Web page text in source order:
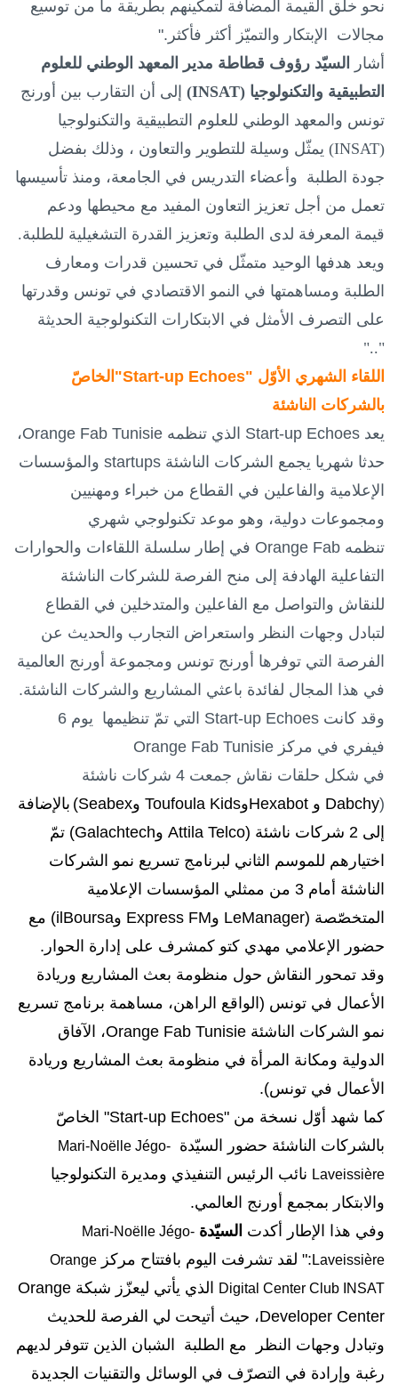
نحو خلق القيمة المضافة لتمكينهم بطريقة ما من توسيع
مجالات الإبتكار والتميّز أكثر فأكثر."
أشار
السيّد رؤوف قطاطة مدير المعهد الوطني للعلوم
التطبيقية والتكنولوجيا (INSAT
) إلى أن التقارب بين أورنج
تونس والمعهد الوطني للعلوم التطبيقية والتكنولوجيا
(
INSAT) يمثّل وسيلة للتطوير والتعاون ، وذلك بفضل
جودة الطلبة وأعضاء التدريس في الجامعة، ومنذ تأسيسها
تعمل من أجل تعزيز التعاون المفيد مع محيطها ودعم
قيمة المعرفة لدى الطلبة وتعزيز القدرة التشغيلية للطلبة.
ويعد هدفها الوحيد متمثّل في تحسين قدرات ومعارف
الطلبة ومساهمتها في النمو الاقتصادي في تونس وقدرتها
على التصرف الأمثل في الابتكارات التكنولوجية الحديثة
".."
اللقاء الشهري الأوّل "Start-up Echoes"الخاصّ
بالشركات الناشئة
يعد Start-up Echoes الذي تنظمه Orange Fab Tunisie،
حدثا شهريا يجمع الشركات الناشئة startups والمؤسسات
الإعلامية والفاعلين في القطاع من خبراء ومهنيين
ومجموعات دولية، وهو موعد تكنولوجي شهري
تنظمه Orange Fab في إطار سلسلة اللقاءات والحوارات
التفاعلية الهادفة إلى منح الفرصة للشركات الناشئة
للنقاش والتواصل مع الفاعلين والمتدخلين في القطاع
لتبادل وجهات النظر واستعراض التجارب والحديث عن
الفرصة التي توفرها أورنج تونس ومجموعة أورنج العالمية
في هذا المجال لفائدة باعثي المشاريع والشركات الناشئة.
وقد كانت Start-up Echoes
التي تمّ تنظيمها يوم 6
فيفري في مركز Orange Fab Tunisie
في شكل حلقات نقاش جمعت 4 شركات ناشئة
(
Dabchy و HexabotوToufoula Kids وSeabex
) بالإضافة
إلى 2 شركات ناشئة (
Attila Telco وGalachtech) تمّ
اختيارهم للموسم الثاني لبرنامج تسريع نمو الشركات
الناشئة أمام 3 من ممثلي المؤسسات الإعلامية
المتخصّصة (LeManager وExpress FM وilBoursa) مع
حضور الإعلامي مهدي كتو كمشرف على إدارة الحوار.
وقد تمحور النقاش حول منظومة بعث المشاريع وريادة
الأعمال في تونس (الواقع الراهن، مساهمة برنامج تسريع
نمو الشركات الناشئة Orange Fab Tunisie، الآفاق
الدولية ومكانة المرأة في منظومة بعث المشاريع وريادة
الأعمال في تونس).
كما شهد أوّل نسخة من "Start-up Echoes" الخاصّ
بالشركات الناشئة حضور السيّدة Mari-Noëlle Jégo-
Laveissière نائب الرئيس التنفيذي ومديرة التكنولوجيا
والابتكار بمجمع أورنج العالمي.
وفي هذا الإطار أكدت السيّدة Mari-Noëlle Jégo-
Laveissière :" لقد تشرفت اليوم بافتتاح مركز Orange
Digital Center Club INSAT الذي يأتي ليعزّز شبكة Orange
Developer Center، حيث أتيحت لي الفرصة للحديث
وتبادل وجهات النظر مع الطلبة الشبان الذين تتوفر لديهم
رغبة وإرادة في التصرّف في الوسائل والتقنيات الجديدة